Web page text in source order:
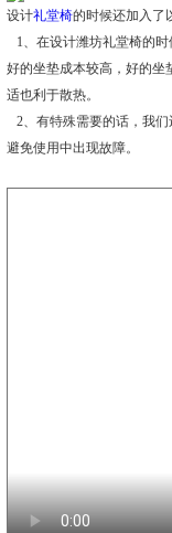
设计礼堂椅的时候还加入了
1、在设计潍坊礼堂椅的
好的坐垫成本较高，好的坐
适也利于散热。
2、有特殊需要的话，我
避免使用中出现故障。